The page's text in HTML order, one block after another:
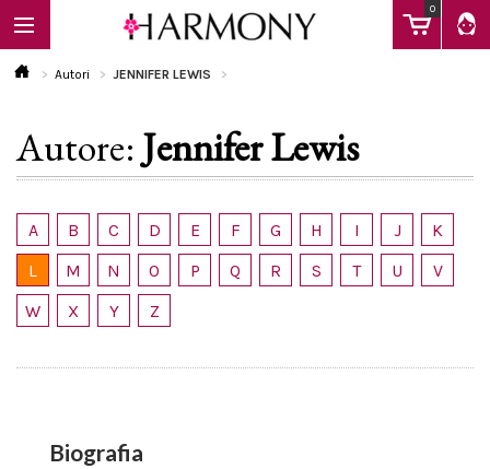
0
EBOOK
LIBRI
Calendario
Autori JENNIFER LEWIS
Autore: Jennifer Lewis
A B C D E F G H I J
K
L
M N O P Q R S T U
V
W
X Y Z
Biografia